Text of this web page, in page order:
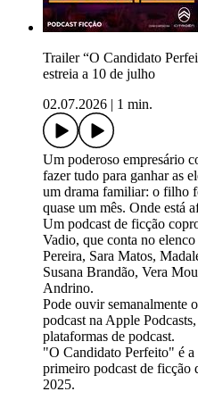
Trailer “O Candidato
estreia a 10 de julho
02.07.2026
1 min.
Um poderoso empresário
fazer tudo para ganhar as
um drama familiar: o filho
quase um mês. Onde está
Um podcast de ficção
Vadio, que conta no
Pereira, Sara Matos,
Susana Brandão, Vera
Andrino.
Pode ouvir semanalmente
podcast na Apple
plataformas de podcast.
"O Candidato Perfeito" é
primeiro podcast de ficção
2025.